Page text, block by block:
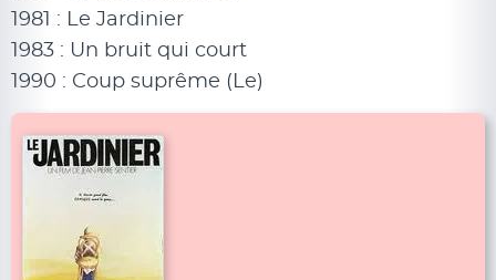
1981 : Le Jardinier
1983 : Un bruit qui court
1990 : Coup suprême (Le)